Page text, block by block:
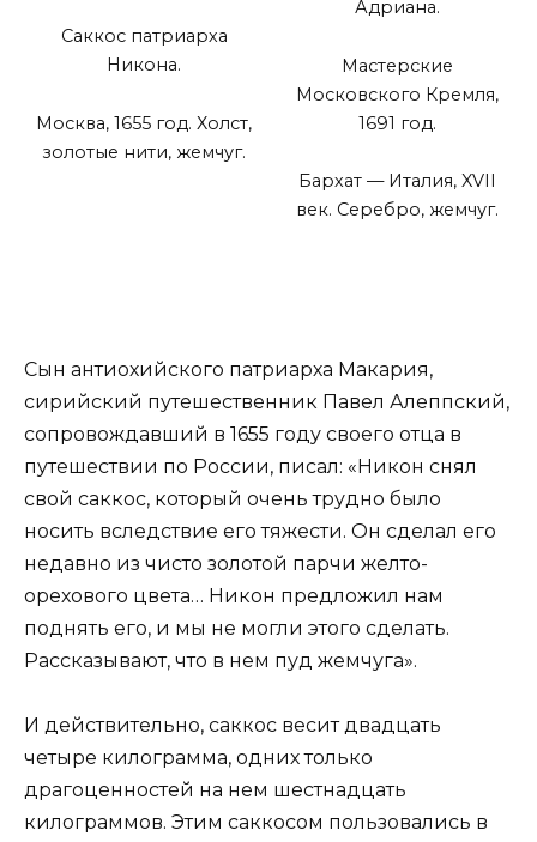
Саккос патриарха
Никона.
Москва, 1655 год. Холст,
золотые нити, жемчуг.
Адриана.
Мастерские
Московского Кремля,
1691 год.
Бархат — Италия, XVII
век. Серебро, жемчуг.
Сын антиохийского патриарха Макария,
сирийский путешественник Павел Алеппский,
сопровождавший в 1655 году своего отца в
путешествии по России, писал: «Никон снял
свой саккос, который очень трудно было
носить вследствие его тяжести. Он сделал его
недавно из чисто золотой парчи желто-
орехового цвета… Никон предложил нам
поднять его, и мы не могли этого сделать.
Рассказывают, что в нем пуд жемчуга».
И действительно, саккос весит двадцать
четыре килограмма, одних только
драгоценностей на нем шестнадцать
килограммов. Этим саккосом пользовались в